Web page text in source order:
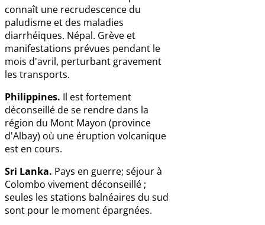
connaît une recrudescence du
paludisme et des maladies
diarrhéiques. Népal. Grève et
manifestations prévues pendant le
mois d'avril, perturbant gravement
les transports.
Philippines. Il est fortement
déconseillé de se rendre dans la
région du Mont Mayon (province
d'Albay) où une éruption volcanique
est en cours.
Sri Lanka. Pays en guerre; séjour à
Colombo vivement déconseillé ;
seules les stations balnéaires du sud
sont pour le moment épargnées.